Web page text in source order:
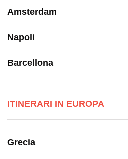
Amsterdam
Napoli
Barcellona
ITINERARI IN EUROPA
Grecia